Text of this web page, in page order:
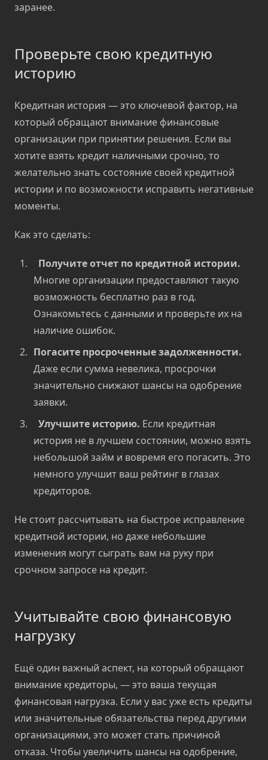
заранее.
Проверьте свою кредитную
историю
Кредитная история — это ключевой фактор, на
который обращают внимание финансовые
организации при принятии решения. Если вы
хотите взять кредит наличными срочно, то
желательно знать состояние своей кредитной
истории и по возможности исправить негативные
моменты.
Как это сделать:
Получите отчет по кредитной истории.
Многие организации предоставляют такую
возможность бесплатно раз в год.
Ознакомьтесь с данными и проверьте их на
наличие ошибок.
Погасите просроченные задолженности.
Даже если сумма невелика, просрочки
значительно снижают шансы на одобрение
заявки.
Улучшите историю. Если кредитная
история не в лучшем состоянии, можно взять
небольшой займ и вовремя его погасить. Это
немного улучшит ваш рейтинг в глазах
кредиторов.
Не стоит рассчитывать на быстрое исправление
кредитной истории, но даже небольшие
изменения могут сыграть вам на руку при
срочном запросе на кредит.
Учитывайте свою финансовую
нагрузку
Ещё один важный аспект, на который обращают
внимание кредиторы, — это ваша текущая
финансовая нагрузка. Если у вас уже есть кредиты
или значительные обязательства перед другими
организациями, это может стать причиной
отказа. Чтобы увеличить шансы на одобрение,